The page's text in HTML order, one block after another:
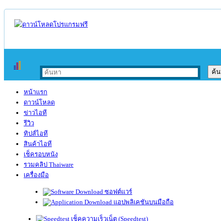
หน้าแรก
ดาวน์โหลด
ข่าวไอที
รีวิว
ทิปส์ไอที
สินค้าไอที
เช็ครอบหนัง
รวมคลิป Thaiware
เครื่องมือ
ซอฟต์แวร์
แอปพลิเคชันบนมือถือ
เช็คความเร็วเน็ต (Speedtest)